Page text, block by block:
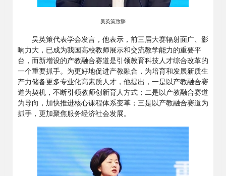
吴英策致辞
吴英策代表学会发言，他表示，前三届大赛辐射面广、影
响力大，已成为我国高校教师展示和交流教学能力的重要平
台，而新增设的产教融合赛道是引领教育科技人才综合改革的
一个重要抓手。为更好地促进产教融合，为培育和发展新质生
产力储备更多专业化高素质人才，他提出，一是以产教融合赛
道为契机，不断引领教师创新育人方式；二是以产教融合赛道
为导向，加快推进核心课程体系变革；三是以产教融合赛道为
抓手，更加聚焦服务经济社会发展。